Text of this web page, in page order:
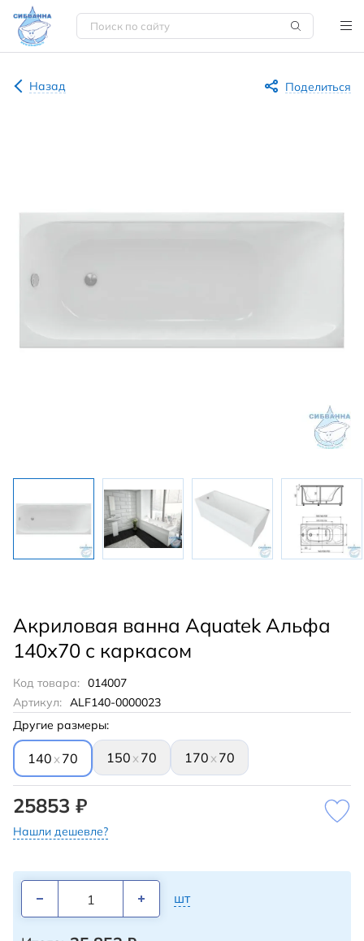
Назад Поделиться
Акриловая ванна Aquatek Альфа
140х70 с каркасом
Код товара: 014007
Артикул: ALF140-0000023
Другие размеры:
140 x 70 150 x 70 170 x 70
25853 ₽
Нашли дешевле?
шт